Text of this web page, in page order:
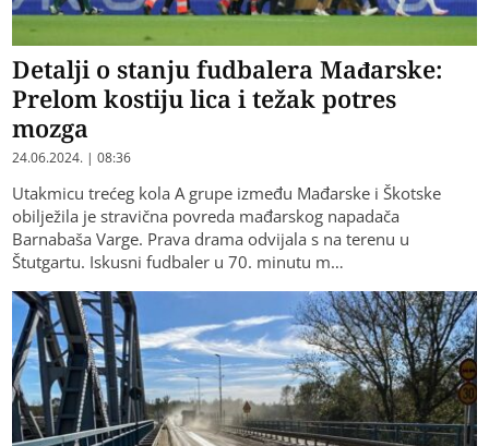
Detalji o stanju fudbalera Mađarske:
Prelom kostiju lica i težak potres
mozga
24.06.2024. | 08:36
Utakmicu trećeg kola A grupe između Mađarske i Škotske
obilježila je stravična povreda mađarskog napadača
Barnabaša Varge. Prava drama odvijala s na terenu u
Štutgartu. Iskusni fudbaler u 70. minutu m…